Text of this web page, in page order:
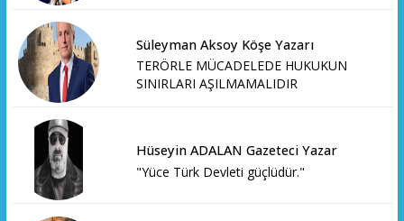
Süleyman Aksoy Köşe Yazarı
TERÖRLE MÜCADELEDE HUKUKUN
SINIRLARI AŞILMAMALIDIR
Hüseyin ADALAN Gazeteci Yazar
"Yüce Türk Devleti güçlüdür."